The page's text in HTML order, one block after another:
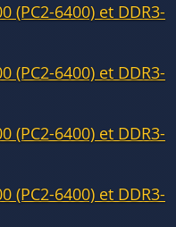
(PC2-6400) et DDR3-
(PC2-6400) et DDR3-
(PC2-6400) et DDR3-
(PC2-6400) et DDR3-